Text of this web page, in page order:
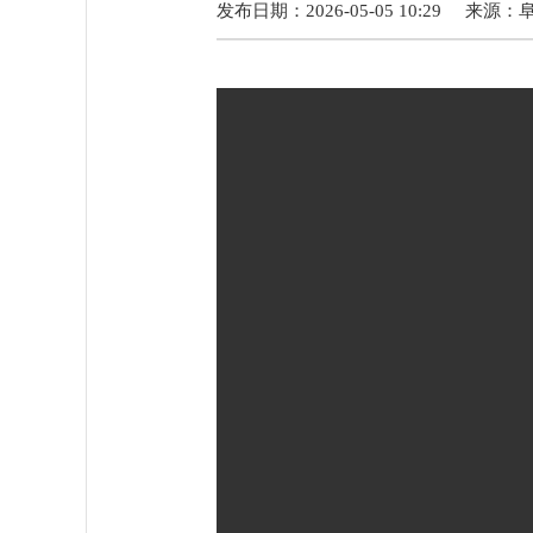
发布日期：2026-05-05 10:29 来源：